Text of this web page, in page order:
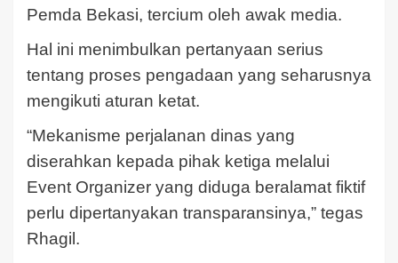
Pemda Bekasi, tercium oleh awak media.
Hal ini menimbulkan pertanyaan serius
tentang proses pengadaan yang seharusnya
mengikuti aturan ketat.
“Mekanisme perjalanan dinas yang
diserahkan kepada pihak ketiga melalui
Event Organizer yang diduga beralamat fiktif
perlu dipertanyakan transparansinya,” tegas
Rhagil.